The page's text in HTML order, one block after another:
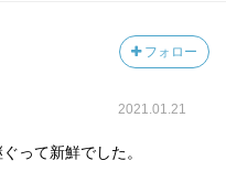
フォロー
2021.01.21
って新鮮でした。